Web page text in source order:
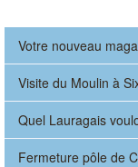
Votre nouveau
Visite du Moulin à
Quel Lauragais
Fermeture pôle de